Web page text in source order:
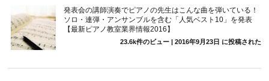
発表会の講師演奏でピアノの先生はこんな曲を弾いている！
ソロ・連弾・アンサンブルを含む「人気ベスト10」を発表
【最新ピアノ教室業界情報2016】
23.6k件のビュー| 2016年9月23日 に投稿された